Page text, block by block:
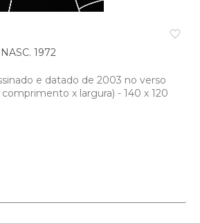
favorite_border
1972
e datado de 2003 no verso
x largura) - 140 x 120